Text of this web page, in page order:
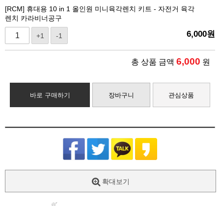
[RCM] 휴대용 10 in 1 올인원 미니육각렌치 키트 - 자전거 육각
렌치 카라비너공구
+1 -1 6,000원
총 상품 금액 6,000 원
바로 구매하기 장바구니 관심상품
확대보기